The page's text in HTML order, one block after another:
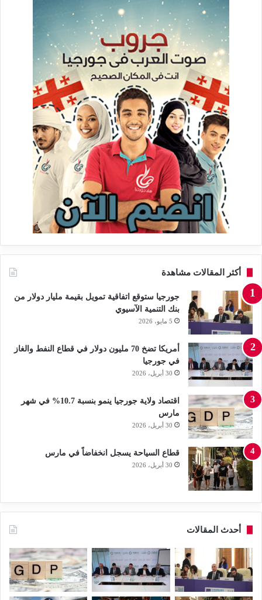
أكثر المقالات مشاهدة
جورجيا ستوقع اتفاقية تمويل بقيمة مليار دولار من
بنك التنمية الآسيوي
5 مايو، 2026
أمريكا تضخ 70 مليون دولار في قطاع النفط والغاز
في جورجيا
30 أبريل، 2026
اقتصاد ولاية جورجيا ينمو بنسبة 10.7% في شهر
مارس
30 أبريل، 2026
قطاع السياحة يسجل انخفاضاً في مارس
30 أبريل، 2026
أحدث المقالات